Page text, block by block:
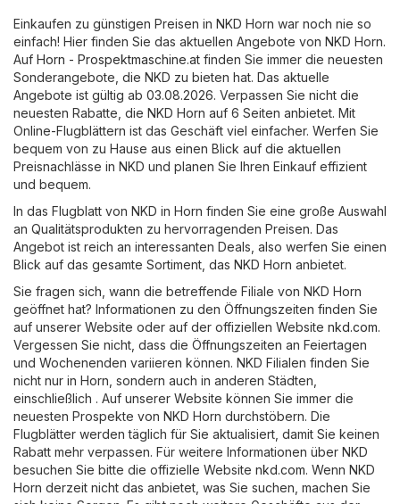
Einkaufen zu günstigen Preisen in NKD Horn war noch nie so
einfach! Hier finden Sie das aktuellen Angebote von NKD Horn.
Auf Horn - Prospektmaschine.at finden Sie immer die neuesten
Sonderangebote, die NKD zu bieten hat. Das aktuelle
Angebote ist gültig ab 03.08.2026. Verpassen Sie nicht die
neuesten Rabatte, die NKD Horn auf 6 Seiten anbietet. Mit
Online-Flugblättern ist das Geschäft viel einfacher. Werfen Sie
bequem von zu Hause aus einen Blick auf die aktuellen
Preisnachlässe in NKD und planen Sie Ihren Einkauf effizient
und bequem.
In das Flugblatt von NKD in Horn finden Sie eine große Auswahl
an Qualitätsprodukten zu hervorragenden Preisen. Das
Angebot ist reich an interessanten Deals, also werfen Sie einen
Blick auf das gesamte Sortiment, das NKD Horn anbietet.
Sie fragen sich, wann die betreffende Filiale von NKD Horn
geöffnet hat? Informationen zu den Öffnungszeiten finden Sie
auf unserer Website oder auf der offiziellen Website nkd.com.
Vergessen Sie nicht, dass die Öffnungszeiten an Feiertagen
und Wochenenden variieren können. NKD Filialen finden Sie
nicht nur in Horn, sondern auch in anderen Städten,
einschließlich . Auf unserer Website können Sie immer die
neuesten Prospekte von NKD Horn durchstöbern. Die
Flugblätter werden täglich für Sie aktualisiert, damit Sie keinen
Rabatt mehr verpassen. Für weitere Informationen über NKD
besuchen Sie bitte die offizielle Website nkd.com. Wenn NKD
Horn derzeit nicht das anbietet, was Sie suchen, machen Sie